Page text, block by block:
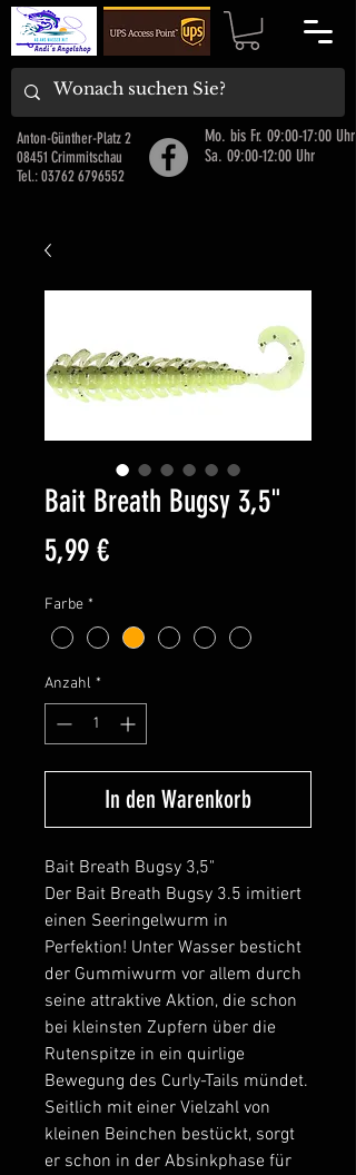
Anton-Günther-Platz 2
08451 Crimmitschau
Tel.:03762 6796552
Mo. bis Fr. 09:00-17:00 Uhr
Sa. 09:00-12:00 Uhr
Bait Breath Bugsy 3,5"
5,99 €Preis
Farbe *
Anzahl *
In den Warenkorb
Bait Breath Bugsy 3,5"
Der Bait Breath Bugsy 3.5 imitiert
einen Seeringelwurm in
Perfektion! Unter Wasser besticht
der Gummiwurm vor allem durch
seine attraktive Aktion, die schon
bei kleinsten Zupfern über die
Rutenspitze in ein quirlige
Bewegung des Curly-Tails mündet.
Seitlich mit einer Vielzahl von
kleinen Beinchen bestückt, sorgt
er schon in der Absinkphase für